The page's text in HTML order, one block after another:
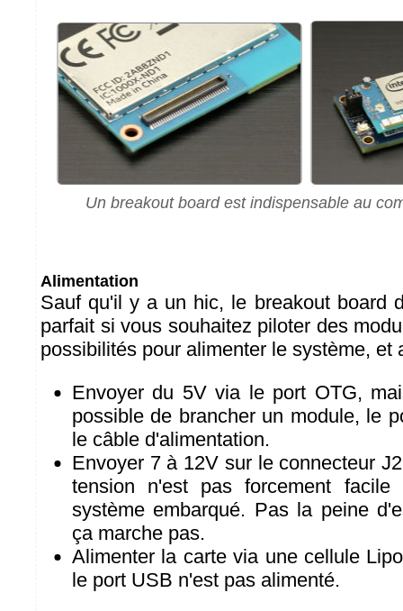
Un breakout board est indispensable au
Alimentation
Sauf qu'il y a un hic, le breakout board
parfait si vous souhaitez piloter des
possibilités pour alimenter le système, et
Envoyer du 5V via le port OTG,
possible de brancher un module, le
le câble d'alimentation.
Envoyer 7 à 12V sur le connecteur
tension n'est pas forcement
système embarqué. Pas la peine
ça marche pas.
Alimenter la carte via une cellule
le port USB n'est pas alimenté.